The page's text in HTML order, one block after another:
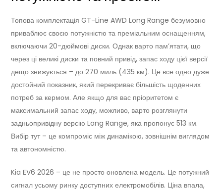
Топова комплектація GT-Line AWD Long Range безумовно
приваблює своєю потужністю та преміальним оснащенням,
включаючи 20-дюймові диски. Однак варто пам’ятати, що
через ці великі диски та повний привід, запас ходу цієї версії
дещо знижується – до 270 миль (435 км). Це все одно дуже
достойний показник, який перекриває більшість щоденних
потреб за кермом. Але якщо для вас пріоритетом є
максимальний запас ходу, можливо, варто розглянути
задньопривідну версію Long Range, яка пропонує 513 км.
Вибір тут – це компроміс між динамікою, зовнішнім виглядом
та автономністю.
Kia EV6 2026 – це не просто оновлена модель. Це потужний
сигнал усьому ринку доступних електромобілів. Ціна впала,